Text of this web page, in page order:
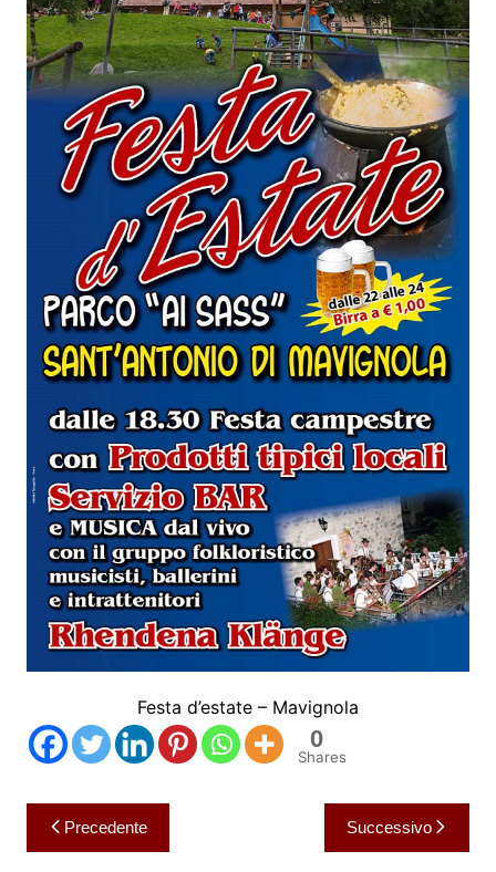
Festa d’estate – Mavignola
0
Shares
Navigazione
articoli
Precedente Successivo